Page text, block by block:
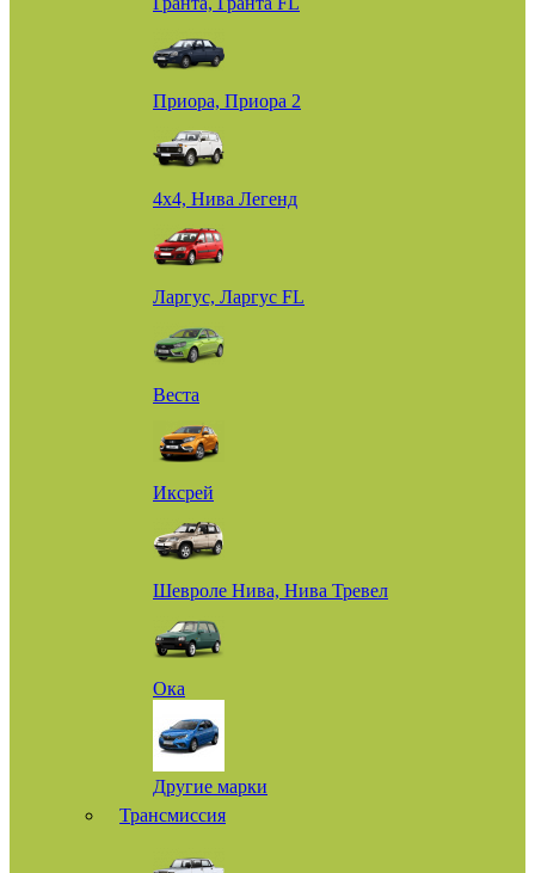
Приора, Приора 2
4х4, Нива Легенд
Ларгус, Ларгус FL
Веста
Иксрей
Шевроле Нива, Нива Тревел
Ока
Другие марки
Трансмиссия